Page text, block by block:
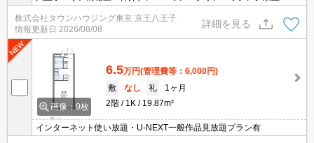
王子店です!お客様用駐車場もございますので車でのご来店も大歓迎
です！
株式会社タウンハウジング東京 京王八王子
情報更新日 2026/08/08
詳細を見る
画像：9枚
6.5万円(管理費等：6,000円)
敷
なし 礼
1ヶ月
2階
1K 19.87m²
インターネット使い放題・U-NEXT一般作品見放題プラン有